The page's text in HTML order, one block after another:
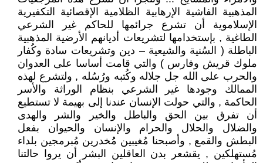
المذهبية الفاشية الإرهابية الظلامية الإقصائية التكفيرية
الإسلاموية أن تشرع جرائمها للحاكم غير الشرعي
الطاغية , بإستخدامها لتشريعات أديانهم الأرضية المذهبية
الباطلة ( السُنية والشيعية – دين وتشريعات سادة وكُفار
ملوك قريش وفارس ) والتي قامت أساسا على العدوان
والحرب على الله جل جلاله وكُتبه ورُسُله , ولتشرع لهذه
الممالك وجودها غير الشرعي بنظام الوراثة والأسر
الحاكمة , والتي حولت الإنسان عندنا إلى بهيمة لا تستطيع
أن تفرق بين الحق والباطل والخير والشر والهدى
والضلال والحلال والحرام والإنسان والحيوان بفعل
البطش والقمع , وأصبحنا مُغيبين مُُخدرين مُبرمجين بلداء
مُستهلكين , يقشعر بدن العاقلين البشر أن يروا حالتنا